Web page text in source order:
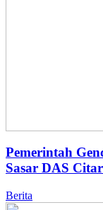
Pemerintah
Sasar DAS
Berita